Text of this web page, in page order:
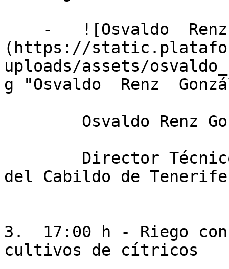
(https://
uploads/assets/
g "Osvaldo  Renz
del Cabildo de
3.  17:00 h - Riego
cultivos de cítricos